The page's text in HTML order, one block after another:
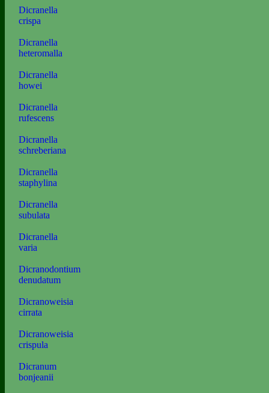
Dicranella
crispa
Dicranella
heteromalla
Dicranella
howei
Dicranella
rufescens
Dicranella
schreberiana
Dicranella
staphylina
Dicranella
subulata
Dicranella
varia
Dicranodontium
denudatum
Dicranoweisia
cirrata
Dicranoweisia
crispula
Dicranum
bonjeanii